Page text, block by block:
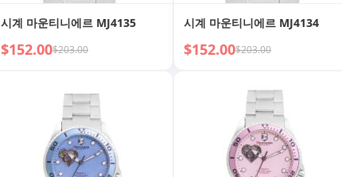
시계 마운티니에르 MJ4135
$152.00$203.00
시계 마운티니에르 MJ4134
$152.00$203.00